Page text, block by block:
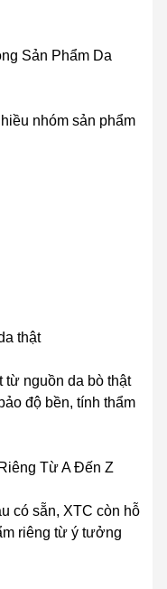
Sản Phẩm Da
nhóm sản phẩm
thật
từ nguồn da bò thật
độ bền, tính thẩm
Từ A Đến Z
có sẵn, XTC còn hỗ
riêng từ ý tưởng